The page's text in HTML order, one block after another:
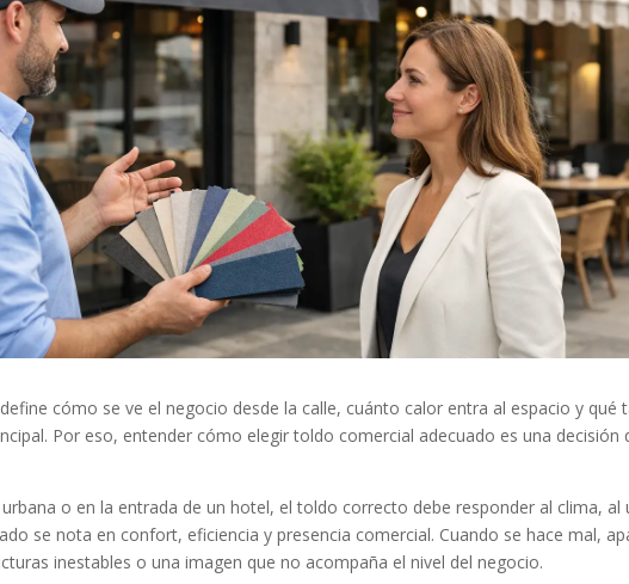
cómo se ve el negocio desde la calle, cuánto calor entra al espacio y qué
Por eso, entender cómo elegir toldo comercial adecuado es una
o en la entrada de un hotel, el toldo correcto debe responder al clima, al
se nota en confort, eficiencia y presencia comercial. Cuando se hace mal,
inestables o una imagen que no acompaña el nivel del negocio.